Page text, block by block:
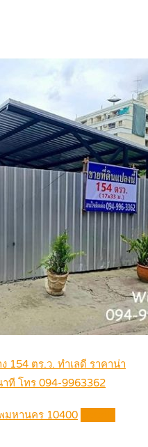
154 ตร.ว. ทำเลดี ราคาน่า
าที โทร 094-9963362
มหานคร 10400